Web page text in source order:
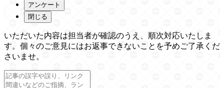
アンケート
閉じる
いただいた内容は担当者が確認のうえ、順次対応いたしま
す。個々のご意見にはお返事できないことを予めご了承くだ
さいませ。